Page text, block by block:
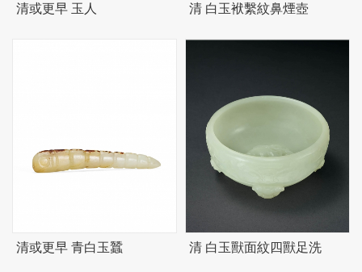
清或更早 玉人 清 白玉袱繫紋鼻煙壺
清或更早 青白玉蠶 清 白玉獸面紋四獸足洗